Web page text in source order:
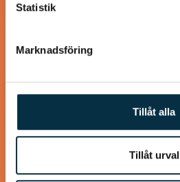
Statistik
Marknadsföring
Tillåt alla
Tillåt urval
Choucroute garnie